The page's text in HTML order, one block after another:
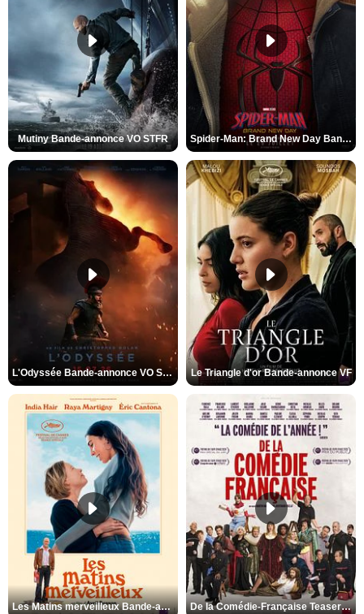
Mutiny Bande-annonce VO STFR Spider-Man: Brand New Day Bande-annonce VO STFR
L'Odyssée Bande-annonce VO STFR Le Triangle d'or Bande-annonce VF
Les Matins merveilleux Bande-annonce VF De la Comédie-Française Teaser VF